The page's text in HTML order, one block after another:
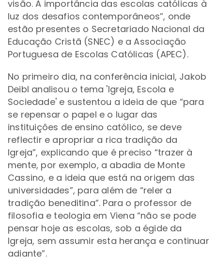
visão. A importância das escolas católicas à
luz dos desafios contemporâneos”, onde
estão presentes o Secretariado Nacional da
Educação Cristã (SNEC) e aAssociação
Portuguesa de Escolas Católicas (APEC).
No primeiro dia, na conferência inicial, Jakob
Deibl analisou o tema 'Igreja, Escola e
Sociedade' e sustentou a ideia de que “para
se repensar o papel e o lugar das
instituições de ensino católico, se deve
reflectir e apropriar a rica tradição da
Igreja”, explicando que é preciso “trazer à
mente, por exemplo, a abadia de Monte
Cassino, e a ideia que está na origem das
universidades”, para além de “reler a
tradição beneditina”. Para o professor de
filosofia e teologia em Viena “não se pode
pensar hoje as escolas, sob a égide da
Igreja, sem assumir esta herança e continuar
adiante”.